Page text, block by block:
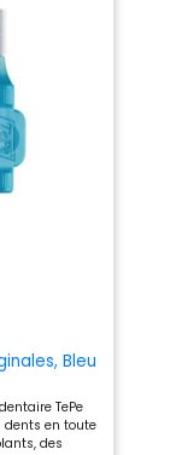
Bleu
TePe
dents en toute
des